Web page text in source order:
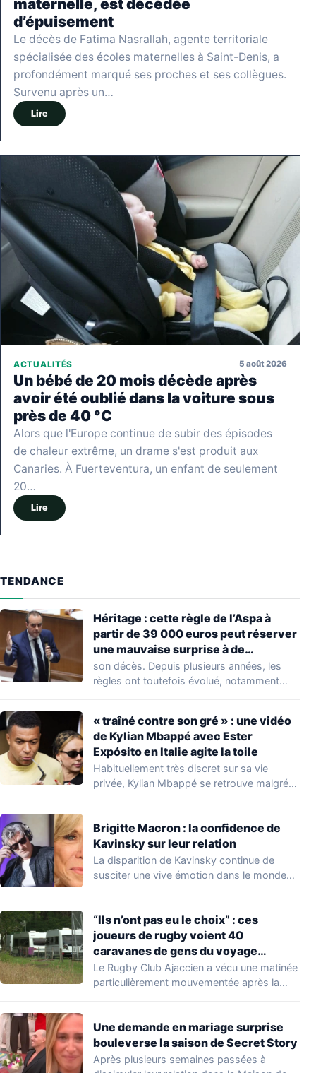
maternelle, est décédée
d’épuisement
Le décès de Fatima Nasrallah, agente territoriale
spécialisée des écoles maternelles à Saint-Denis, a
profondément marqué ses proches et ses collègues.
Survenu après un…
Lire
ACTUALITÉS 5 août 2026
Un bébé de 20 mois décède après
avoir été oublié dans la voiture sous
près de 40 °C
Alors que l'Europe continue de subir des épisodes
de chaleur extrême, un drame s'est produit aux
Canaries. À Fuerteventura, un enfant de seulement
20…
Lire
TENDANCE
Héritage : cette règle de l’Aspa à
partir de 39 000 euros peut réserver
une mauvaise surprise à de
nombreuses familles
son décès. Depuis plusieurs années, les
règles ont toutefois évolué, notamment
« traîné contre son gré » : une vidéo
de Kylian Mbappé avec Ester
Expósito en Italie agite la toile
Habituellement très discret sur sa vie
privée, Kylian Mbappé se retrouve malgré
Brigitte Macron : la confidence de
Kavinsky sur leur relation
La disparition de Kavinsky continue de
susciter une vive émotion dans le monde
“Ils n’ont pas eu le choix” : ces
joueurs de rugby voient 40
caravanes de gens du voyage
s’installer dans leur stade, ils les
délogent en moins d’1 heure
Le Rugby Club Ajaccien a vécu une matinée
particulièrement mouvementée après la
Une demande en mariage surprise
bouleverse la saison de Secret Story
Après plusieurs semaines passées à